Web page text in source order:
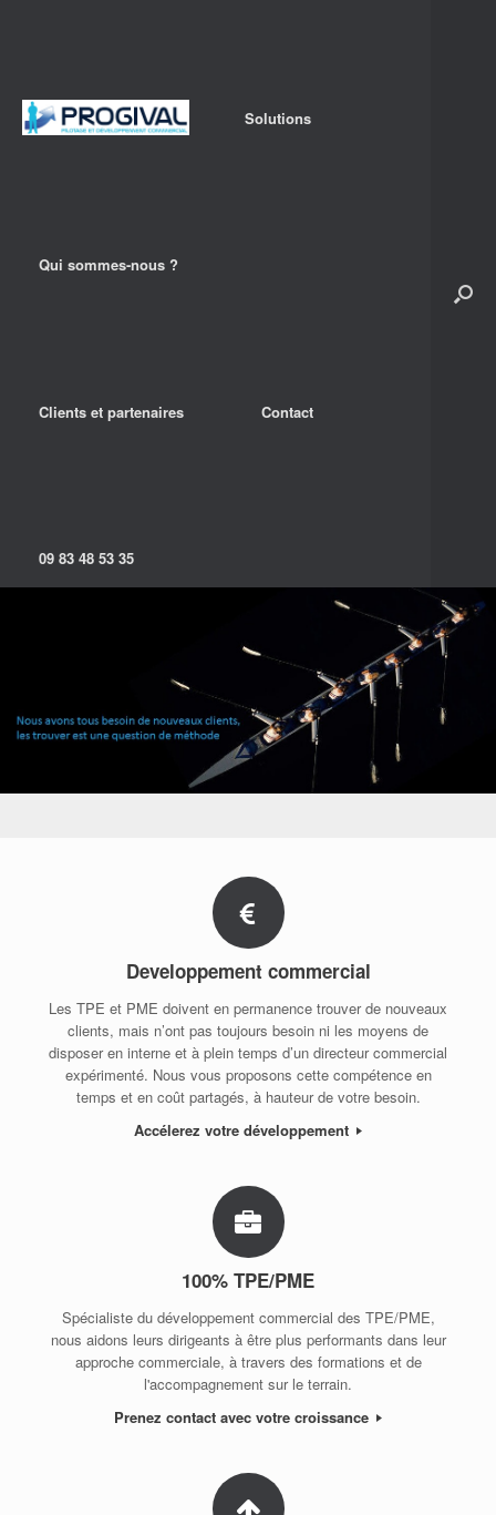
Solutions
Qui sommes-nous ?
Clients et partenaires Contact
09 83 48 53 35
Developpement commercial
Les TPE et PME doivent en permanence trouver de nouveaux
clients, mais n’ont pas toujours besoin ni les moyens de
disposer en interne et à plein temps d’un directeur commercial
expérimenté. Nous vous proposons cette compétence en
temps et en coût partagés, à hauteur de votre besoin.
Accélerez votre développement
100% TPE/PME
Spécialiste du développement commercial des TPE/PME,
nous aidons leurs dirigeants à être plus performants dans leur
approche commerciale, à travers des formations et de
l'accompagnement sur le terrain.
Prenez contact avec votre croissance